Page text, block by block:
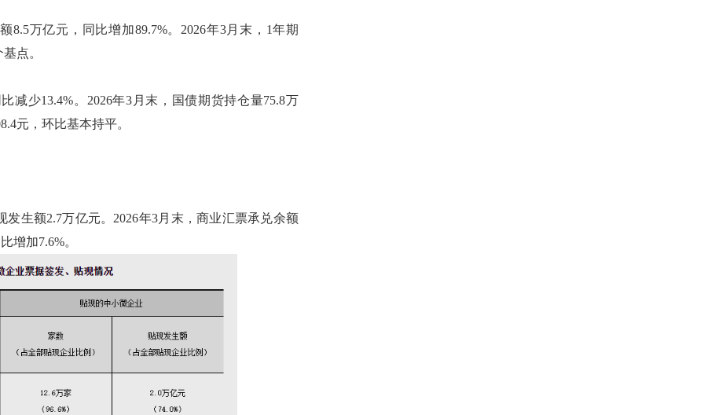
万亿元，同比增加89.7%。2026年3月末，1年期
点。
少13.4%。2026年3月末，国债期货持仓量75.8万
元，环比基本持平。
额2.7万亿元。2026年3月末，商业汇票承兑余额
增加7.6%。